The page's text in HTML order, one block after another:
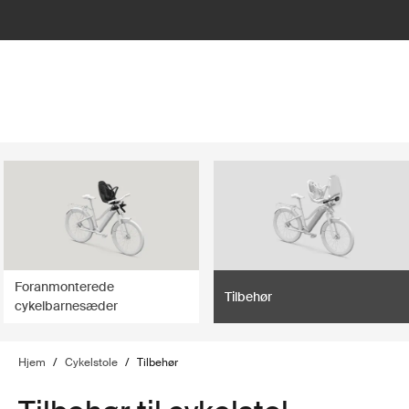
Foranmonterede
cykelbarnesæder
Tilbehør
Hjem / Cykelstole / Tilbehør